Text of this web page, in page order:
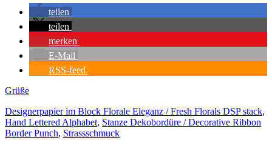
teilen
teilen
merken
E-Mail
RSS-feed
Grüße
Designerpapier im Block Florale Eleganz / Fresh Florals DSP stack,
Hand Lettered Alphabet, Stanze Dekobordüre / Decorative Ribbon
Border Punch, Strassschmuck